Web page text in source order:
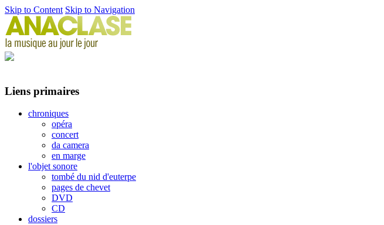
Skip to Content Skip to Navigation
Liens primaires
chroniques
opéra
concert
da camera
en marge
l'objet sonore
tombé du nid d'euterpe
pages de chevet
DVD
CD
dossiers